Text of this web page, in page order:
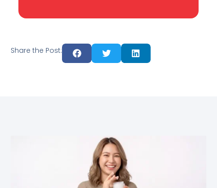
Share the Post: